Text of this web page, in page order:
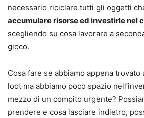
necessario riciclare tutti gli oggetti
accumulare risorse ed investirle nel
scegliendo su cosa lavorare a
gioco.
Cosa fare se abbiamo appena trovato
loot ma abbiamo poco spazio
mezzo di un compito urgente?
prendere e cosa lasciare indietro,